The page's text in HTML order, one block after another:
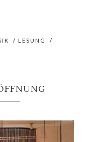
/ LESUNG
/